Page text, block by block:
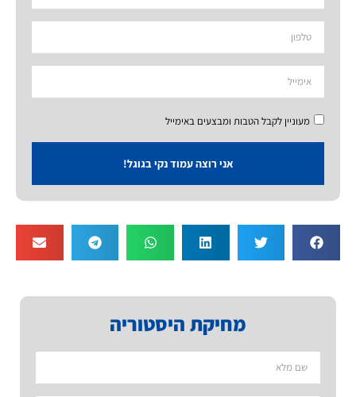
מחיקת היסטוריה
מעוניין לקבל הטבות ומבצעים באימייל
אני רוצה עמוד נקי בגוגל!